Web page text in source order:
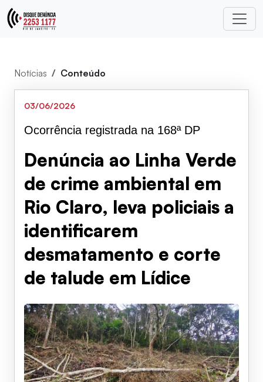
Notícias Conteúdo
03/06/2026
Ocorrência registrada na 168ª DP
Denúncia ao Linha Verde
de crime ambiental em
Rio Claro, leva policiais a
identificarem
desmatamento e corte
de talude em Lídice